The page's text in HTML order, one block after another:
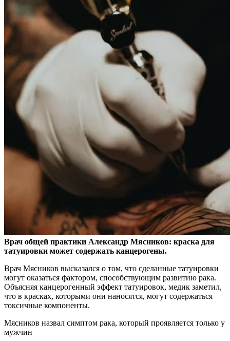
Врач общей практики Александр Мясников: краска для
татуировки может содержать канцерогены.
Врач Мясников высказался о том, что сделанные татуировки
могут оказаться фактором, способствующим развитию рака.
Объясняя канцерогенный эффект татуировок, медик заметил,
что в красках, которыми они наносятся, могут содержаться
токсичные компоненты.
Мясников назвал симптом рака, который проявляется только у
мужчин